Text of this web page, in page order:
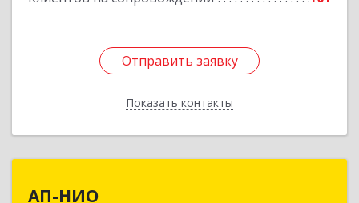
Отправить заявку
Показать контакты
Отправить заявку
Назад
АП-НИО